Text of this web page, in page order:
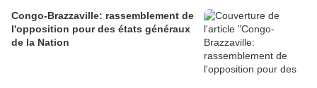
Congo-Brazzaville: rassemblement de
l'opposition pour des états généraux
de la Nation